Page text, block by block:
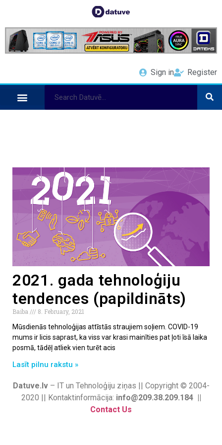
Sign in Register
2021. gada tehnoloģiju
tendences (papildināts)
Baiba
8. February, 2021
Mūsdienās tehnoloģijas attīstās straujiem soļiem. COVID-19
mums ir licis saprast, ka viss var krasi mainīties pat ļoti īsā laika
posmā, tādēļ atliek vien turēt acis
Lasīt pilnu rakstu »
Datuve.lv– IT un Tehnoloģiju ziņas || Copyright © 2004-
2020 || Kontaktinformācija: info@209.38.209.184 ||
Contact Us